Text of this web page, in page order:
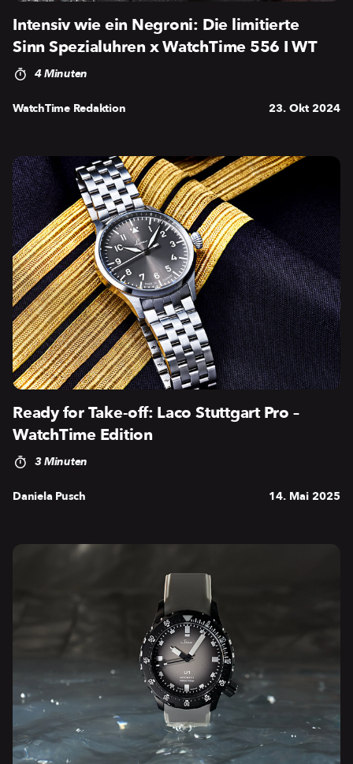
Intensiv wie ein Negroni: Die limitierte
Sinn Spezialuhren x WatchTime 556 I WT
4 Minuten
WatchTime Redaktion 23. Okt 2024
Ready for Take-off: Laco Stuttgart Pro –
WatchTime Edition
3 Minuten
Daniela Pusch 14. Mai 2025